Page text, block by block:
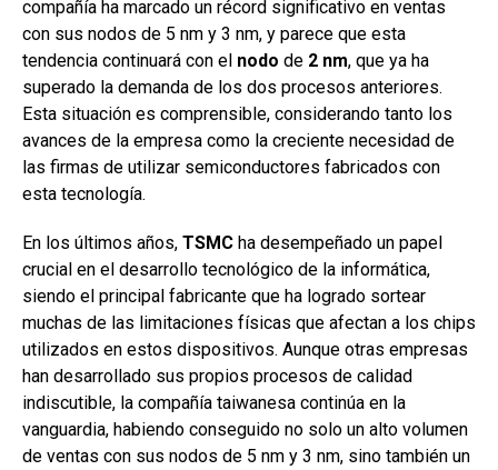
compañía ha marcado un récord significativo en ventas
con sus nodos de 5 nm y 3 nm, y parece que esta
tendencia continuará con el nodo de 2 nm, que ya ha
superado la demanda de los dos procesos anteriores.
Esta situación es comprensible, considerando tanto los
avances de la empresa como la creciente necesidad de
las firmas de utilizar semiconductores fabricados con
esta tecnología.
En los últimos años, TSMC ha desempeñado un papel
crucial en el desarrollo tecnológico de la informática,
siendo el principal fabricante que ha logrado sortear
muchas de las limitaciones físicas que afectan a los chips
utilizados en estos dispositivos. Aunque otras empresas
han desarrollado sus propios procesos de calidad
indiscutible, la compañía taiwanesa continúa en la
vanguardia, habiendo conseguido no solo un alto volumen
de ventas con sus nodos de 5 nm y 3 nm, sino también un